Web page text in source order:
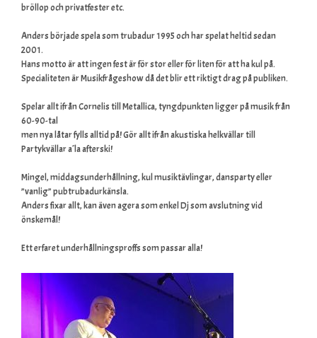
bröllop och privatfester etc.
Anders började spela som trubadur 1995 och har spelat heltid sedan
2001.
Hans motto är att ingen fest är för stor eller för liten för att ha kul på.
Specialiteten är Musikfrågeshow då det blir ett riktigt drag på publiken.
Spelar allt ifrån Cornelis till Metallica, tyngdpunkten ligger på musik från
60-90-tal
men nya låtar fylls alltid på! Gör allt ifrån akustiska helkvällar till
Partykvällar a´la afterski!
Mingel, middagsunderhållning, kul musiktävlingar, dansparty eller
”vanlig” pubtrubadurkänsla.
Anders fixar allt, kan även agera som enkel Dj som avslutning vid
önskemål!
Ett erfaret underhållningsproffs som passar alla!